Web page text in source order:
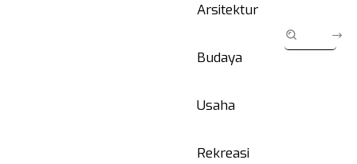
Arsitektur
Budaya
Usaha
Rekreasi